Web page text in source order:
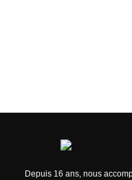
Depuis 16 ans, nous